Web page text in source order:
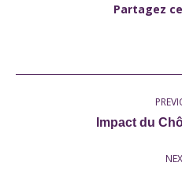
Partagez
Impact du